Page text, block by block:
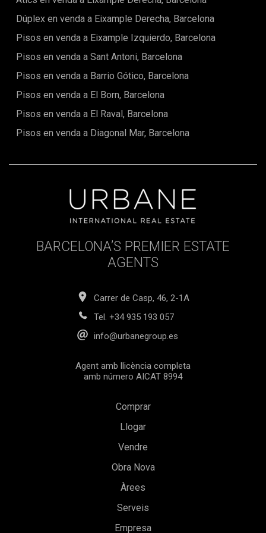
d'espai interior.Ubicació ImmillorableSituat a la Rambla
Catalunya, aquesta propietat combina un refugi tranquil
Barcelona. Al seu voltant hi ha restaurants de luxe,
boutiques exclusives i opcions culturals, oferint el millor de
la ciutat a l'abast.No perdis l'oportunitat de viure en una
propietat única, elegant i plena de llum. Contacta amb
preu no inclou impostos, despeses de notaria o registre,
comissions d'agència ni despeses hipotecàries (si escau).
Dúplex en venda a Eixample Derecha, Barcelona
Pisos en venda a Eixample Izquierdo, Barcelona
Pisos en venda a Sant Antoni, Barcelona
Pisos en venda a Barrio Gótico, Barcelona
Pisos en venda a El Born, Barcelona
Pisos en venda a El Raval, Barcelona
Pisos en venda a Diagonal Mar, Barcelona
BARCELONA’S PREMIER ESTATE
AGENTS
Carrer de Casp, 46, 2-1A
Tel. +34 935 193 057
info@urbanegroup.es
Agent amb llicència completa
amb número AICAT 8994
Comprar
Llogar
Vendre
Obra Nova
Àrees
Serveis
Empresa
Guardar configuració